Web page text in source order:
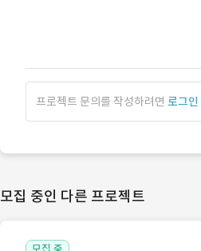
프로젝트 문의를 작성하려면 로그인
모집 중인 다른 프로젝트